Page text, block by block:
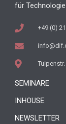
für Technologie
+49 (0)
SEMINARE
INHOUSE
NEWSLETTER